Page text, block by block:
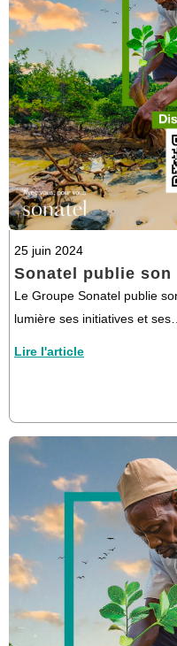
25 juin 2024
Sonatel publie
Le Groupe Sonatel publie
lumière ses initiatives et ses…
Lire l'article